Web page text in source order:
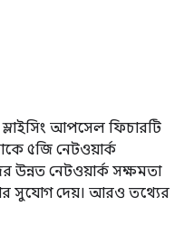
আপসেল ফিচারটি
৫জি নেটওয়ার্ক
উন্নত নেটওয়ার্ক সক্ষমতা
সুযোগ দেয়। আরও তথ্যের